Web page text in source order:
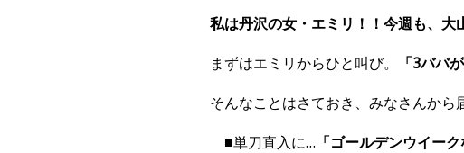
私は丹沢の女・エミリ！！今週も、大
まずはエミリからひと叫び。
「3ババ
そんなことはさておき、みなさんから
■単刀直入に… 「ゴールデンウイー